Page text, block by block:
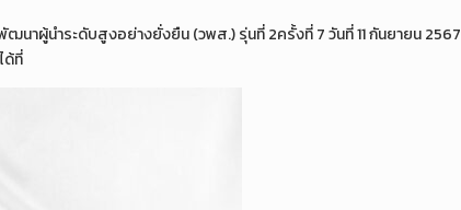
พัฒนาผู้นำระดับสูงอย่างยั่งยืน (วพส.) รุ่นที่ 2ครั้งที่ 7 วันที่ 11 กันยายน 2567
ด้ที่